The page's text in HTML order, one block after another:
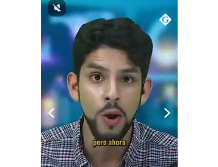
Condiciones
Preguntas
Frecuentes